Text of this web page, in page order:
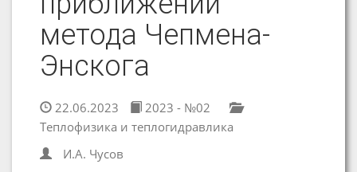
метода Чепмена-
Энскога
22.06.2023
2023 - №02
Теплофизика и теплогидравлика
И.А. Чусов